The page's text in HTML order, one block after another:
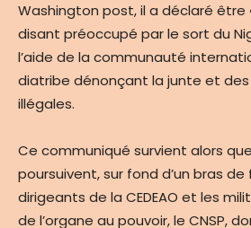
Washington post, il a déclaré être
disant préoccupé par le sort du
l’aide de la communauté
diatribe dénonçant la junte et
illégales.
Ce communiqué survient alors
poursuivent, sur fond d’un bras
dirigeants de la CEDEAO et les
de l’organe au pouvoir, le CNSP,